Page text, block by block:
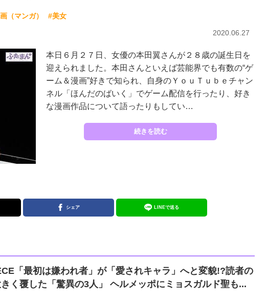
（マンガ） #美女
2020.06.27
本日６月２７日、女優の本田翼さんが２８歳の誕生日を
迎えられました。本田さんといえば芸能界でも有数の“ゲ
ーム＆漫画”好きで知られ、自身のＹｏｕＴｕｂｅチャン
ネル「ほんだのばいく」でゲーム配信を行ったり、好き
な漫画作品について語ったりもしてい…
続きを読む
シェア LINEで送る
「最初は嫌われ者」が「愛されキャラ」へと変貌!?読者の
評価を大きく覆した「驚異の3人」 ヘルメッポにミョスガルド聖も...